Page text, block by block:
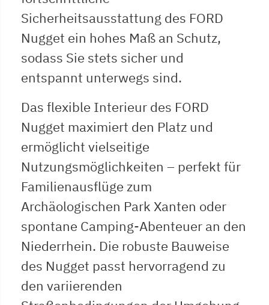
Sicherheitsausstattung des FORD
Nugget ein hohes Maß an Schutz,
sodass Sie stets sicher und
entspannt unterwegs sind.
Das flexible Interieur des FORD
Nugget maximiert den Platz und
ermöglicht vielseitige
Nutzungsmöglichkeiten – perfekt für
Familienausflüge zum
Archäologischen Park Xanten oder
spontane Camping-Abenteuer an den
Niederrhein. Die robuste Bauweise
des Nugget passt hervorragend zu
den variierenden